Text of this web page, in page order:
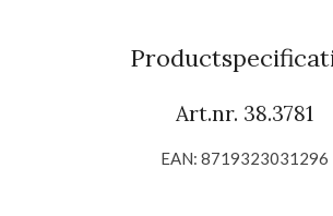
n
Art.nr. 38.3781
EAN: 8719323031296